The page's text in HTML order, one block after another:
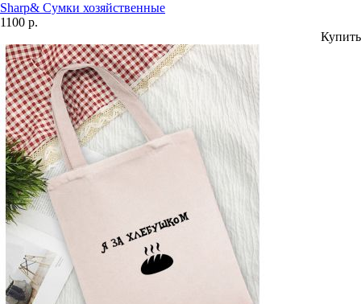
Sharp& Сумки хозяйственные
1100 р.
Купить